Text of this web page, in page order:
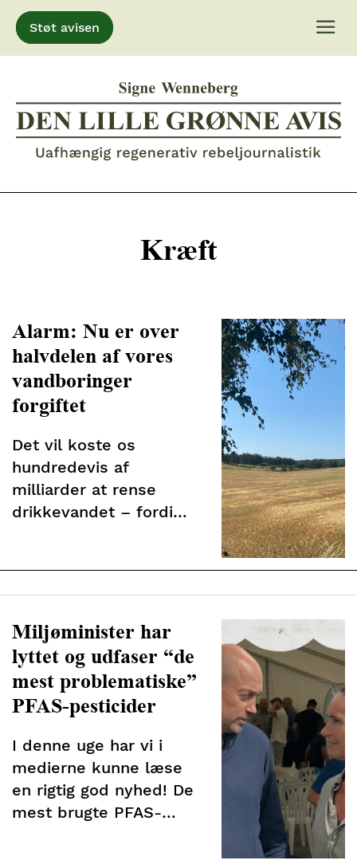
Gå
til
indhold
Støt avisen
Kræft
Alarm: Nu er over
halvdelen af vores
vandboringer
forgiftet
Det vil koste os
hundredevis af
milliarder at rense
drikkevandet – fordi
vandboringer
Miljøminister har
lyttet og udfaser “de
mest problematiske”
PFAS-pesticider
I denne uge har vi i
medierne kunne læse
en rigtig god nyhed! De
mest brugte PFAS-